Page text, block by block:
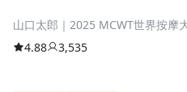
山口太郎｜2025 MCWT世界按摩
4.88
3,535